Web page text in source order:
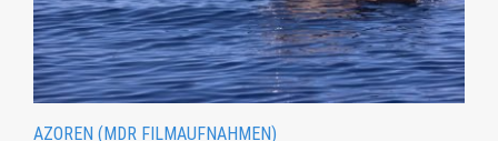
AZOREN (MDR FILMAUFNAHMEN)